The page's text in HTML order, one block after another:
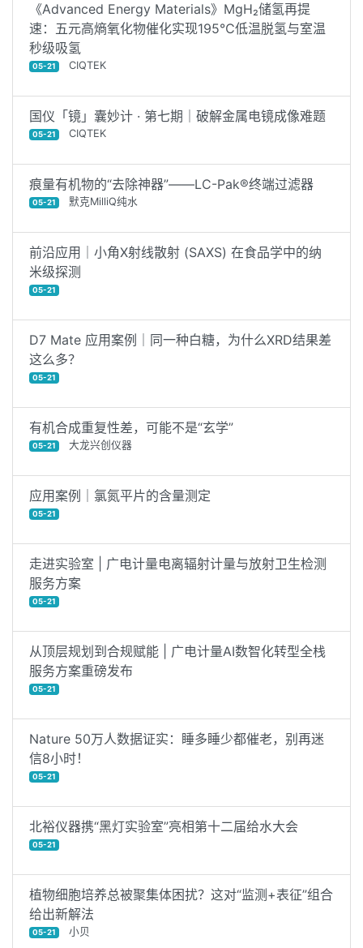
《Advanced Energy Materials》MgH₂储氢再提
速：五元高熵氧化物催化实现195℃低温脱氢与室温
秒级吸氢
05-21 CIQTEK
国仪「镜」囊妙计 · 第七期｜破解金属电镜成像难题
05-21 CIQTEK
痕量有机物的“去除神器”——LC-Pak®终端过滤器
05-21 默克MilliQ纯水
前沿应用｜小角X射线散射 (SAXS) 在食品学中的纳
米级探测
05-21
D7 Mate 应用案例｜同一种白糖，为什么XRD结果差
这么多？
05-21
有机合成重复性差，可能不是“玄学”
05-21 大龙兴创仪器
应用案例｜​氯氮平片的含量测定
05-21
走进实验室 | 广电计量电离辐射计量与放射卫生检测
服务方案
05-21
从顶层规划到合规赋能 | 广电计量AI数智化转型全栈
服务方案重磅发布
05-21
Nature 50万人数据证实：睡多睡少都催老，别再迷
信8小时！
05-21
北裕仪器携“黑灯实验室”亮相第十二届给水大会
05-21
植物细胞培养总被聚集体困扰？这对“监测+表征”组合
给出新解法
05-21 小贝